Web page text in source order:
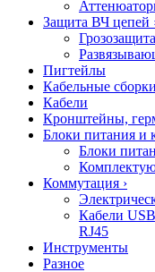
Защита ВЧ цепей
Грозозащита
Пигтейлы
Кабельные
Кабели
Кронштейны,
Блоки питания и
Блоки
Коммутация ›
Кабели
RJ45
Инструменты
Разное